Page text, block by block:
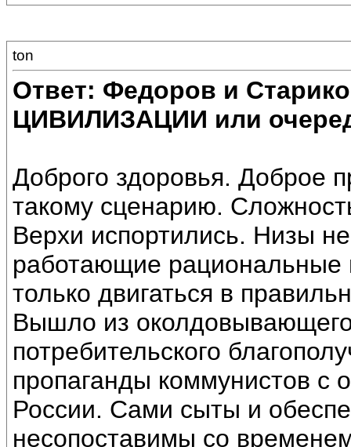
ton
Ответ: Федоров и
ЦИВИЛИЗАЦИИ или
Доброго здоровья. Доброе
такому сценарию.
Верхи испортились. Низы
работающие
только двигаться в
Вышло из
потребительского
пропаганды коммунистов
России. Сами сыты и
несопоставимы со